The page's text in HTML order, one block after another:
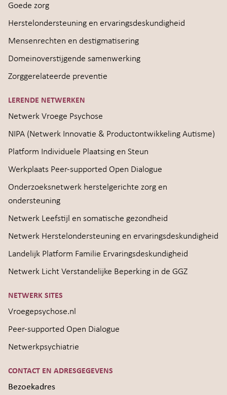
Goede zorg
Herstelondersteuning en ervaringsdeskundigheid
Mensenrechten en destigmatisering
Domeinoverstijgende samenwerking
Zorggerelateerde preventie
LERENDE NETWERKEN
Netwerk Vroege Psychose
NIPA (Netwerk Innovatie & Productontwikkeling Autisme)
Platform Individuele Plaatsing en Steun
Werkplaats Peer-supported Open Dialogue
Onderzoeksnetwerk herstelgerichte zorg en
ondersteuning
Netwerk Leefstijl en somatische gezondheid
Netwerk Herstelondersteuning en ervaringsdeskundigheid
Landelijk Platform Familie Ervaringsdeskundigheid
Netwerk Licht Verstandelijke Beperking in de GGZ
NETWERK SITES
Vroegepsychose.nl
Peer-supported Open Dialogue
Netwerkpsychiatrie
CONTACT EN ADRESGEGEVENS
Bezoekadres